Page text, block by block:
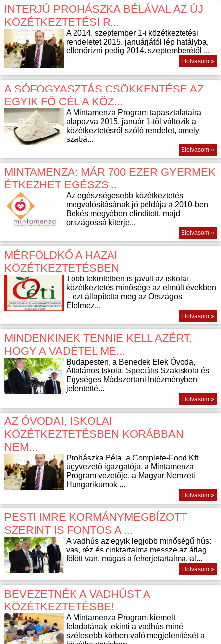
INTERJÚ PROHÁSZKA BÉLÁVAL AZ ÚJ
KÖZÉTKEZTETÉSI R...
A 2014. szeptember 1-i közétkeztetési
rendeletet 2015. januárjától lép hatályba,
ellenőrizni pedig 2014. szeptemberétől ...
Elolvasom »
A SÓFOGYASZTÁS CSÖKKENTÉSE AZ
EGYIK FŐ CÉL A KÖZ...
A Mintamenza Program tapasztalataira
alapozva 2015. január 1-től változik a
közétkeztetésről szóló rendelet, amely
szabá...
Elolvasom »
MINTAMENZA: MÁR 700 EZER GYERMEK
ÉTKEZHET EGÉSZS...
Az egészségesebb közétkeztetés
megvalósításának jó példája a 2010-ben
Békés megyében elindított, majd
országossá kiterje...
Elolvasom »
MÉRFÖLDKŐ A HAZAI
KÖZÉTKEZTETÉSBEN
Több tekintetben is javult az iskolai
közétkeztetés minősége az elmúlt években
– ezt állapította meg az Országos
Élelmez...
Elolvasom »
MINDENKINEK TENNIE KELL AZÉRT,
HOGY A VADÉTEL ME...
Budapesten, a Benedek Elek Óvoda,
Általános Iskola, Speciális Szakiskola és
Egységes Módszertani Intézményben
jelentetté...
Elolvasom »
AZ ÓVODAI, ISKOLAI
KÖZÉTKEZTETÉSBEN KORÁBBAN
NEM...
Prohászka Béla, a Complete-Food Kft.
ügyvezető igazgatója, a Mintamenza
Program vezetője, a Magyar Nemzeti
Hungarikumok ...
Elolvasom »
PESTI IMRE KORMÁNYMEGBÍZOTT
SZERINT IS FONTOS A ...
A vadhús az egyik legjobb minőségű hús:
vas, réz és cinktartalma messze az átlag
fölött van, magas a fehérjetartalma, al...
Elolvasom »
BEVEZETNÉK A VADHÚST A
KÖZÉTKEZTETÉSBE!
A Mintamenza Program kiemelt
feladatának tekinti a vadhús minél
szélesebb körben való megjelenítését a